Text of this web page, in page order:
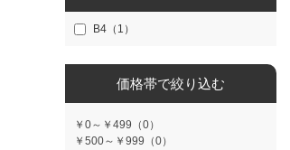
B4（1）
価格帯で絞り込む
￥0～￥499（0）
￥500～￥999（0）